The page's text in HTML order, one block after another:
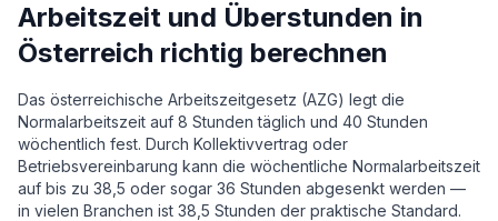
Arbeitszeit und Überstunden in
Österreich richtig berechnen
Das österreichische Arbeitszeitgesetz (AZG) legt die
Normalarbeitszeit auf 8 Stunden täglich und 40 Stunden
wöchentlich fest. Durch Kollektivvertrag oder
Betriebsvereinbarung kann die wöchentliche Normalarbeitszeit
auf bis zu 38,5 oder sogar 36 Stunden abgesenkt werden —
in vielen Branchen ist 38,5 Stunden der praktische Standard.